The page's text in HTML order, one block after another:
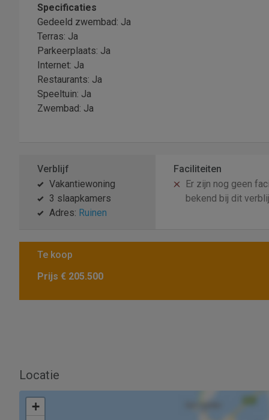
Specificaties
Gedeeld zwembad: Ja
Terras: Ja
Parkeerplaats: Ja
Internet: Ja
Restaurants: Ja
Speeltuin: Ja
Zwembad: Ja
Verblijf
Vakantiewoning
3 slaapkamers
Adres: Ruinen
Faciliteiten
Er zijn nog geen
bekend bij dit
Te koop
Prijs € 205.500
Locatie
+